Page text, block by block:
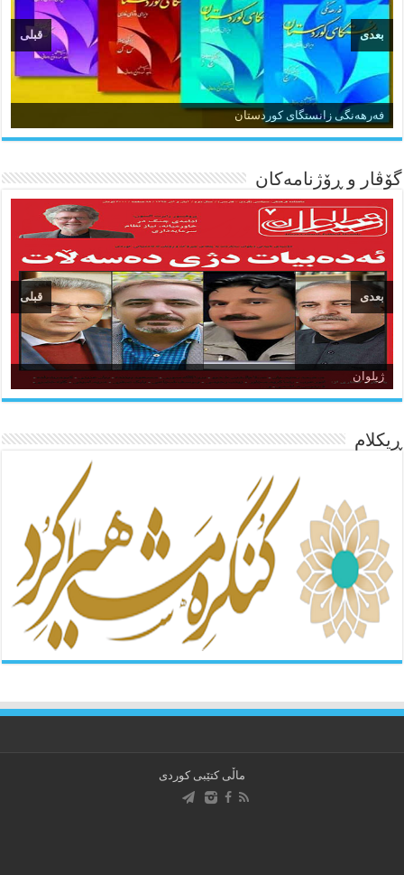
فەرهەنگی زانستگای کوردستان
زمان و وێژەی کوردی
قبلی بعدی
گۆڤار و ڕۆژنامه‌کان
ژیلوان
ده‌نگی کوردستان
ئاژانسی هەواڵی مێهر
قبلی بعدی
ڕیکلام
ماڵی کتێبی کوردی